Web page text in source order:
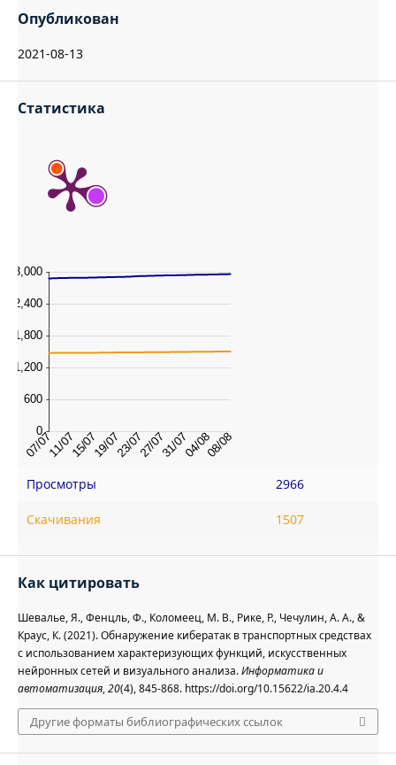
Опубликован
2021-08-13
Статистика
Просмотры 2966
Скачивания 1507
Как цитировать
Шевалье, Я., Фенцль, Ф., Коломеец, М. В., Рике, Р., Чечулин, А. А., &
Краус, К. (2021). Обнаружение кибератак в транспортных средствах
с использованием характеризующих функций, искусственных
нейронных сетей и визуального анализа.Информатика и
автоматизация,20(4), 845-868. https://doi.org/10.15622/ia.20.4.4
Другие форматы библиографических ссылок